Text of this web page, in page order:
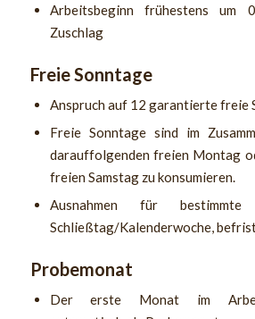
Arbeitsbeginn frühestens um
Zuschlag
Freie Sonntage
Anspruch auf 12 garantierte freie
Freie Sonntage sind im
darauffolgenden freien Montag
freien Samstag zu konsumieren.
Ausnahmen für
Schließtag/Kalenderwoche,
Probemonat
Der erste Monat im